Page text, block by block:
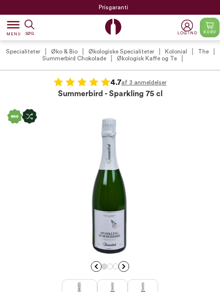
Prisgaranti
dehaze
MENU SØG LOG IND KURV
Specialiteter Øko & Bio Økologiske Specialiteter Kolonial
The
Summerbird Chokolade
Økologisk Kaffe og Te
4.7af 3 anmeldelser
Summerbird - Sparkling 75 cl